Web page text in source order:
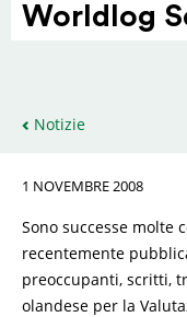
Worldlog
Notizie
1 NOVEMBRE 2008
Sono successe molte
recentemente
preoccupanti, scritti,
olandese per la